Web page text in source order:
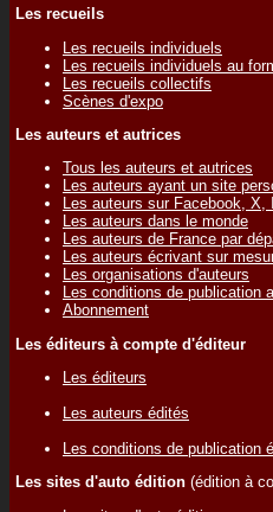
Les recueils
Les recueils individuels
Les recueils individuels au
Les recueils collectifs
Scènes d'expo
Les auteurs et autrices
Tous les auteurs et autrices
Les auteurs ayant un site
Les auteurs sur Facebook, X,
Les auteurs dans le monde
Les auteurs de France par
Les auteurs écrivant sur
Les organisations d'auteurs
Les conditions de publication
Abonnement
Les éditeurs à compte d'éditeur
Les éditeurs
Les auteurs édités
Les conditions de publication
Les sites d'auto édition (édition à